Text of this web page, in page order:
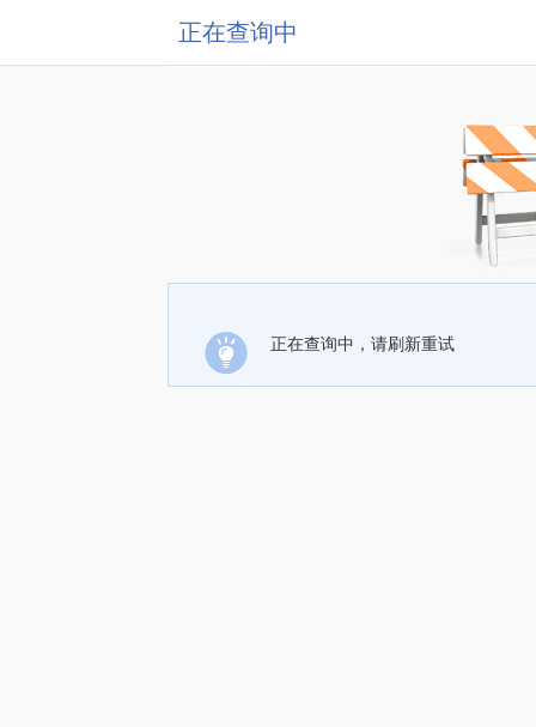
正在查询中
正在查询中，请刷新重试